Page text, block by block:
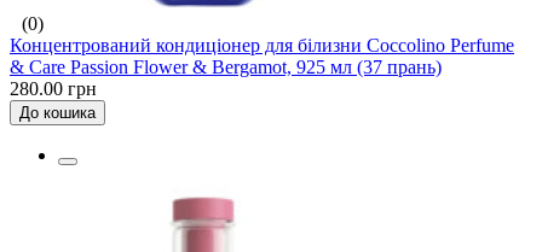
(0)
Концентрований кондиціонер для білизни Coccolino Perfume
& Care Passion Flower & Bergamot, 925 мл (37 прань)
280.00 грн
До кошика